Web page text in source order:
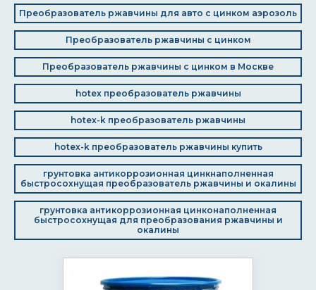
Преобразователь ржавчины для авто с цинком аэрозоль
Преобразователь ржавчины с цинком
Преобразователь ржавчины с цинком в Москве
hotex преобразователь ржавчины
hotex-k преобразователь ржавчины
hotex-k преобразователь ржавчины купить
грунтовка антикоррозионная цинкнаполненная
быстросохнущая преобразователь ржавчины и окалины
грунтовка антикоррозионная цинконаполненная
быстросохнущая для преобразования ржавчины и
окалины